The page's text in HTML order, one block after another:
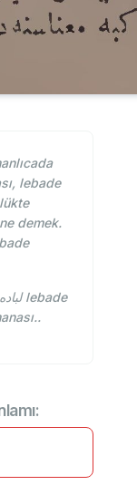
lebade
demek.